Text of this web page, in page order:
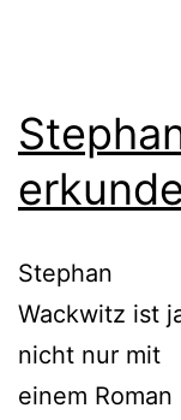
Stephan
Wackwitz ist
nicht nur mit
einem Roman